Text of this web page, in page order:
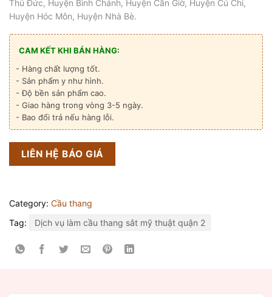
Thủ Đức, Huyện Bình Chánh, Huyện Cần Giờ, Huyện Củ Chi,
Huyện Hóc Môn, Huyện Nhà Bè.
CAM KẾT KHI BÁN HÀNG:
- Hàng chất lượng tốt.
- Sản phẩm y như hình.
- Độ bền sản phẩm cao.
- Giao hàng trong vòng 3-5 ngày.
- Bao đổi trả nếu hàng lỗi.
LIÊN HỆ BÁO GIÁ
Category: Cầu thang
Tag:
Dịch vụ làm cầu thang sắt mỹ thuật quận 2